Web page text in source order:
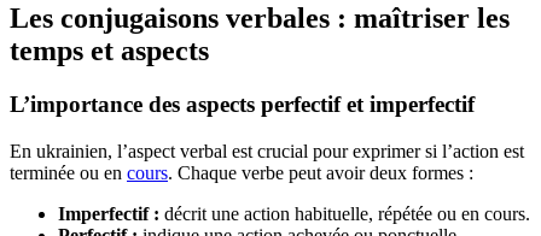
Les conjugaisons verbales : maîtriser les
temps et aspects
L’importance des aspects perfectif et imperfectif
En ukrainien, l’aspect verbal est crucial pour exprimer si l’action est
terminée ou en cours. Chaque verbe peut avoir deux formes :
Imperfectif : décrit une action habituelle, répétée ou en cours.